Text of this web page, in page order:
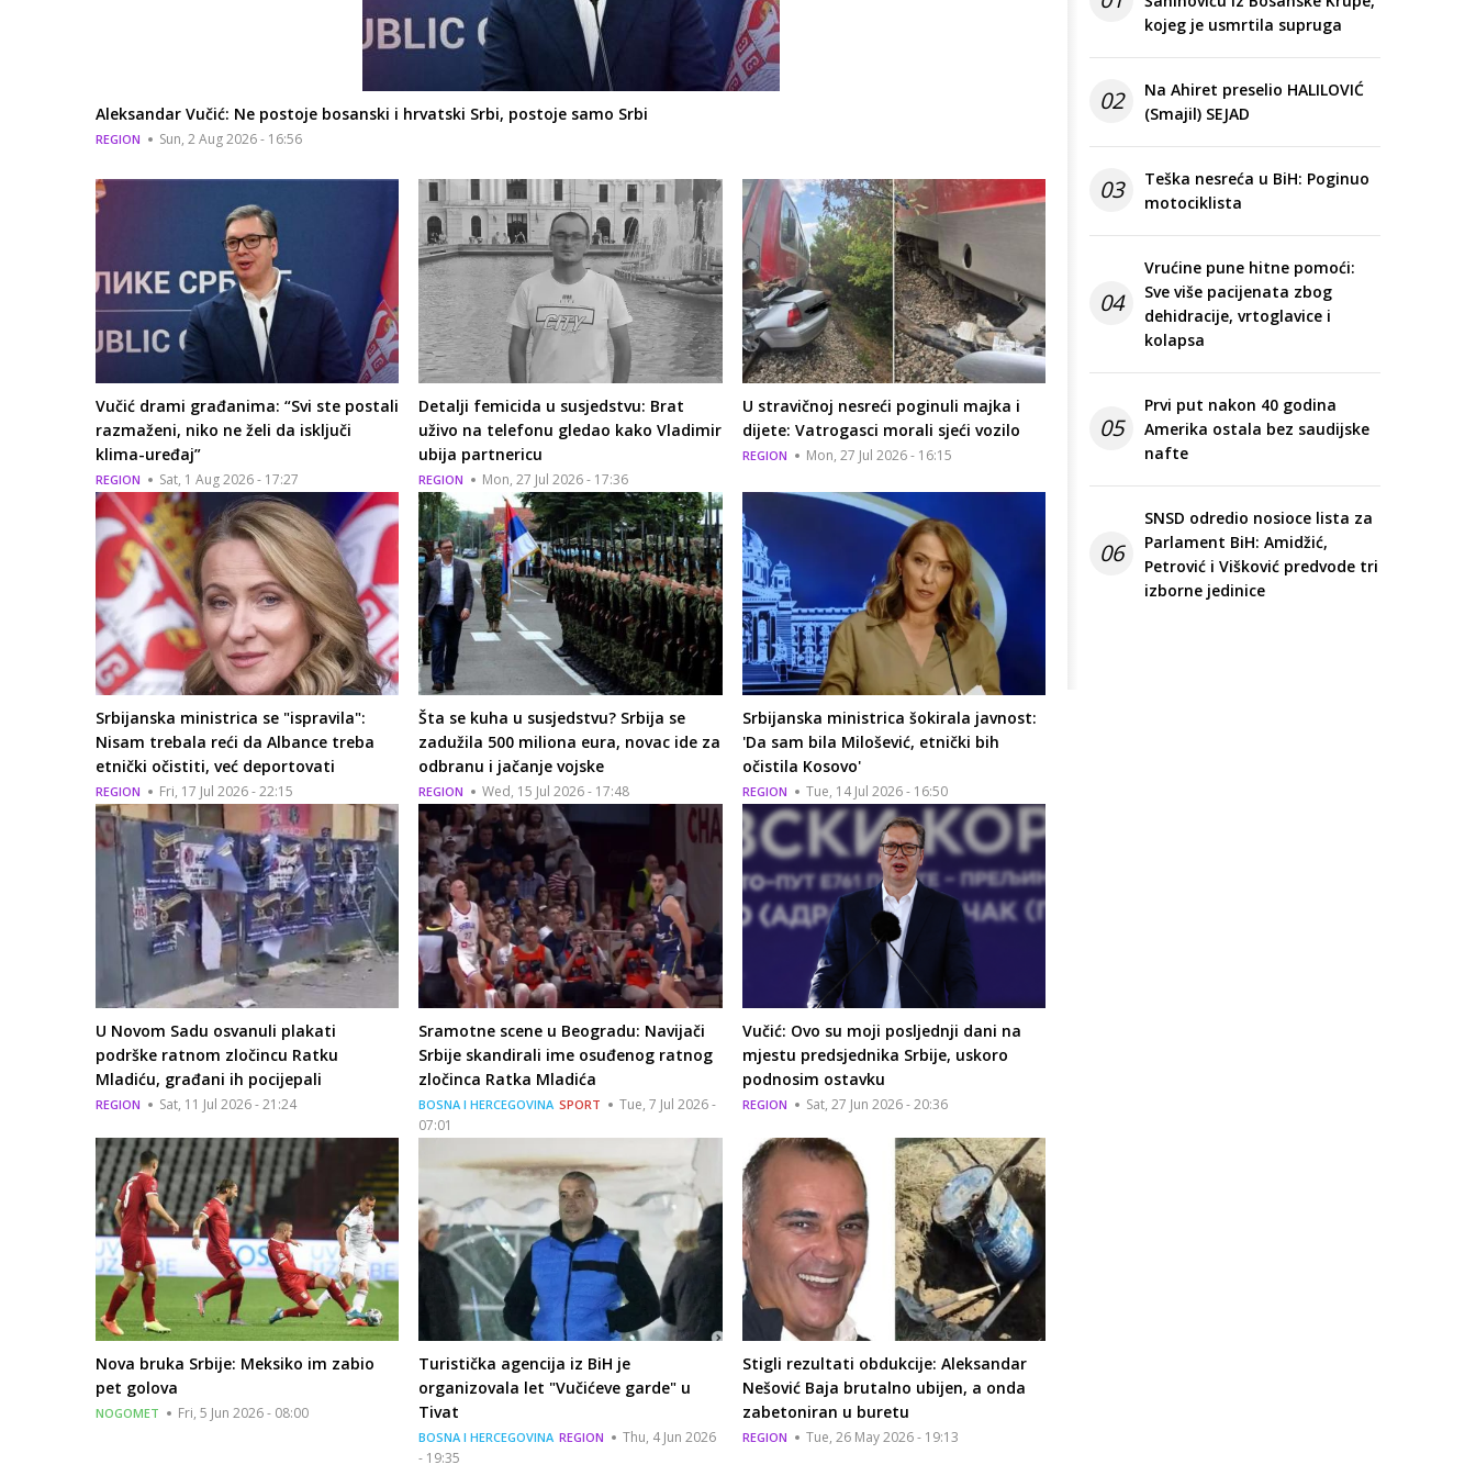
Aleksandar Vučić: Ne postoje bosanski i hrvatski Srbi, postoje samo Srbi
REGION Sun, 2 Aug 2026 - 16:56
Vučić drami građanima: “Svi ste postali
razmaženi, niko ne želi da isključi
klima-uređaj”
REGION Sat, 1 Aug 2026 - 17:27
Detalji femicida u susjedstvu: Brat
uživo na telefonu gledao kako Vladimir
ubija partnericu
REGION Mon, 27 Jul 2026 - 17:36
U stravičnoj nesreći poginuli majka i
dijete: Vatrogasci morali sjeći vozilo
REGION Mon, 27 Jul 2026 - 16:15
Srbijanska ministrica se "ispravila":
Nisam trebala reći da Albance treba
etnički očistiti, već deportovati
REGION Fri, 17 Jul 2026 - 22:15
Šta se kuha u susjedstvu? Srbija se
zadužila 500 miliona eura, novac ide za
odbranu i jačanje vojske
REGION Wed, 15 Jul 2026 - 17:48
Srbijanska ministrica šokirala javnost:
'Da sam bila Milošević, etnički bih
očistila Kosovo'
REGION Tue, 14 Jul 2026 - 16:50
U Novom Sadu osvanuli plakati
podrške ratnom zločincu Ratku
Mladiću, građani ih pocijepali
REGION Sat, 11 Jul 2026 - 21:24
Sramotne scene u Beogradu: Navijači
Srbije skandirali ime osuđenog ratnog
zločinca Ratka Mladića
BOSNA I HERCEGOVINA SPORT
Tue, 7 Jul 2026 -
07:01
Vučić: Ovo su moji posljednji dani na
mjestu predsjednika Srbije, uskoro
podnosim ostavku
REGION Sat, 27 Jun 2026 - 20:36
Nova bruka Srbije: Meksiko im zabio
pet golova
NOGOMET Fri, 5 Jun 2026 - 08:00
Turistička agencija iz BiH je
organizovala let "Vučićeve garde" u
Tivat
BOSNA I HERCEGOVINA REGION
Thu, 4 Jun 2026
- 19:35
Stigli rezultati obdukcije: Aleksandar
Nešović Baja brutalno ubijen, a onda
zabetoniran u buretu
REGION Tue, 26 May 2026 - 19:13
kojeg je usmrtila supruga
02
Na Ahiret preselio HALILOVIĆ
(Smajil) SEJAD
03
Teška nesreća u BiH: Poginuo
motociklista
04
Vrućine pune hitne pomoći:
Sve više pacijenata zbog
dehidracije, vrtoglavice i
kolapsa
05
Prvi put nakon 40 godina
Amerika ostala bez saudijske
nafte
06
SNSD odredio nosioce lista za
Parlament BiH: Amidžić,
Petrović i Višković predvode tri
izborne jedinice